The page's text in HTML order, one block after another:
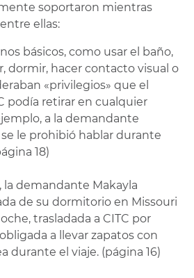
soportaron mientras
ellas:
básicos, como usar el baño,
dormir, hacer contacto visual o
«privilegios» que el
podía retirar en cualquier
a la demandante
le prohibió hablar durante
18)
demandante Makayla
de su dormitorio en Missouri
trasladada a CITC por
a llevar zapatos con
durante el viaje. (página 16)